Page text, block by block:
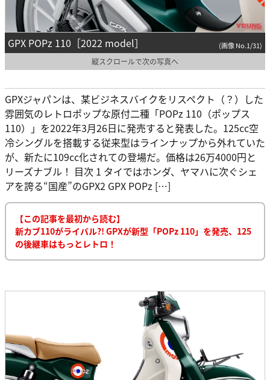
GPX POPz 110［2022 model］ (画像 No.1/31)
縦スクロールで次の写真へ
GPXジャパンは、某ビジネスバイクをリスペクト（？）した
雰囲気のレトロポップな原付二種「POPz 110（ポップス
110）」を2022年3月26日に発売すると発表した。125cc空
冷シングルを搭載する従来型はラインナップから外れていた
が、新たに109cc化されての登場だ。価格は26万4000円と
リーズナブル！ 目次 1 タイではホンダ、ヤマハに次ぐシェ
アを誇る“国産”のGPX2 GPX POPz […]
【この記事を最初から読む】
新カブ110がライバル?! GPXが新型「POPz 110」を発売、125
の後継車はもっとレトロ！